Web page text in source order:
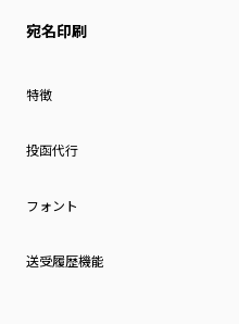
宛名印刷
特徴
投函代行
フォント
送受履歴機能